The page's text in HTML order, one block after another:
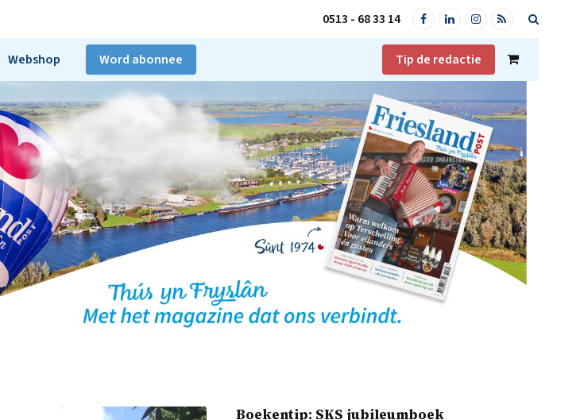
0513 - 68 33 14 FacebookLinkedInInstagram
RSS
Webshop Word abonnee Tip de redactie
Shopping
Cart
Boekentip: SKS jubileumboek